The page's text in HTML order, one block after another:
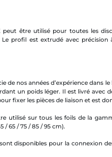
être utilisé pour toutes les
profil est extrudé avec précision
de nos années d’expérience dans
un poids léger. Il est livré avec
fixer les pièces de liaison et est
utilisé sur tous les foils de la
/ 65 / 75 / 85 / 95 cm).
disponibles pour la connexion